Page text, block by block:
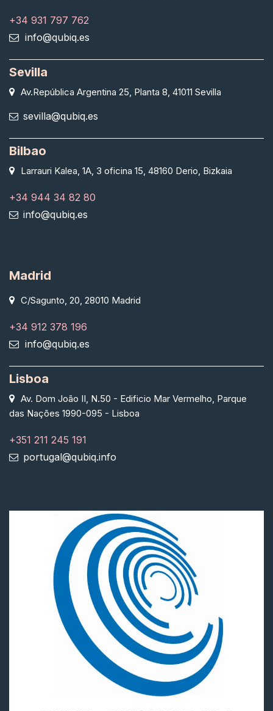
+34 931 797 762
info@qubiq.es
Sevilla
Av.República Argentina 25, Planta 8, 41011 Sevilla
sevilla@qubiq.es
Bilbao
Larrauri Kalea, 1A, 3 oficina 15, 48160 Derio, Bizkaia
+34 944 34 82 80
info@qubiq.es
Madrid
C/Sagunto, 20, 28010 Madrid
+34 912 378 196
info@qubiq.es
Lisboa
Av. Dom João II, N.50 - Edificio Mar Vermelho, Parque
das Nações 1990-095 - Lisboa
+351 211 245 191
portugal@qubiq.info